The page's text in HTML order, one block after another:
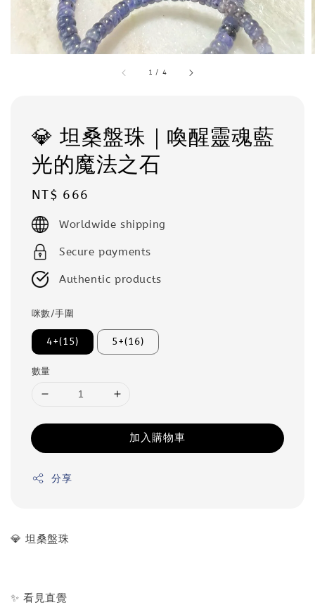
1 / 4
💎 坦桑盤珠｜喚醒靈魂藍
光的魔法之石
Regular
price
NT$ 666
Worldwide shipping
Secure payments
Authentic products
咪數/手圍
4+(15) 5+(16)
數量
加入購物車
分享
💎 坦桑盤珠
✨ 看見直覺